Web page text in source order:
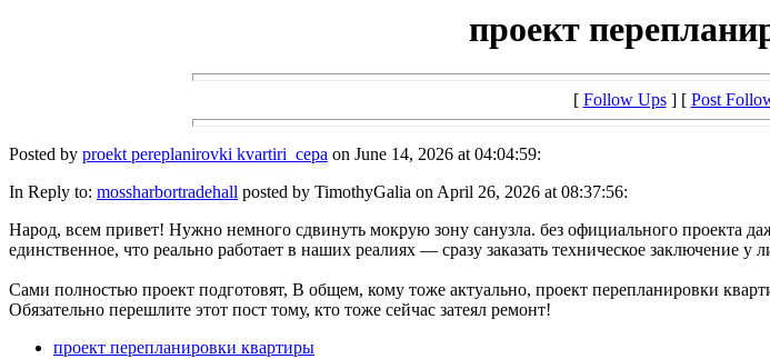
проект
[ Follow Ups] [ Post
Posted by proekt pereplanirovki kvartiri_cepa on June 14, 2026 at 04:04:59:
In Reply to: mossharbortradehall posted by TimothyGalia on April 26, 2026 at 08:37:56:
Народ, всем привет! Нужно немного сдвинуть мокрую зону санузла. без официального проекта
единственное, что реально работает в наших реалиях — сразу заказать техническое
Сами полностью проект подготовят, В общем, кому тоже актуально, проект перепланировки
Обязательно перешлите этот пост тому, кто тоже сейчас затеял ремонт!
проект перепланировки квартиры